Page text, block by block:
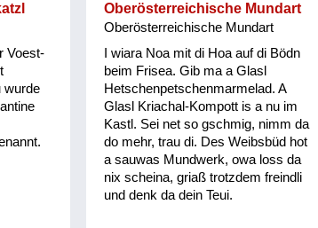
Voest-
wurde
Oberösterreichische Mundart
Oberösterreichische Mundart
I wiara Noa mit di Hoa auf di Bödn
beim Frisea. Gib ma a Glasl
Hetschenpetschenmarmelad. A
Glasl Kriachal-Kompott is a nu im
Kastl. Sei net so gschmig, nimm da
do mehr, trau di. Des Weibsbüd hot
a sauwas Mundwerk, owa loss da
nix scheina, griaß trotzdem freindli
und denk da dein Teui.